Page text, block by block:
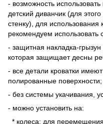
- возможность
детский диванчик (для
стенку), для использования
рекомендуем использовать
- защитная накладка-грызун
которая защищает десны
- все детали кроватки
полированные поверхности;
- без системы укачивания,
- можно установить на:
* колеса: для